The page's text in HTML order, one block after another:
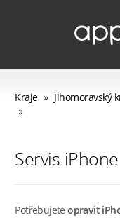
Kraje » Jihomoravský
»
Servis
Potřebujeteopravit